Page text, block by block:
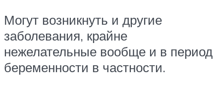
Могут возникнуть и другие
заболевания, крайне
нежелательные вообще и в период
беременности в частности.